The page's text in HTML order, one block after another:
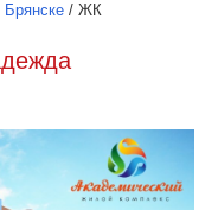
Брянске / ЖК